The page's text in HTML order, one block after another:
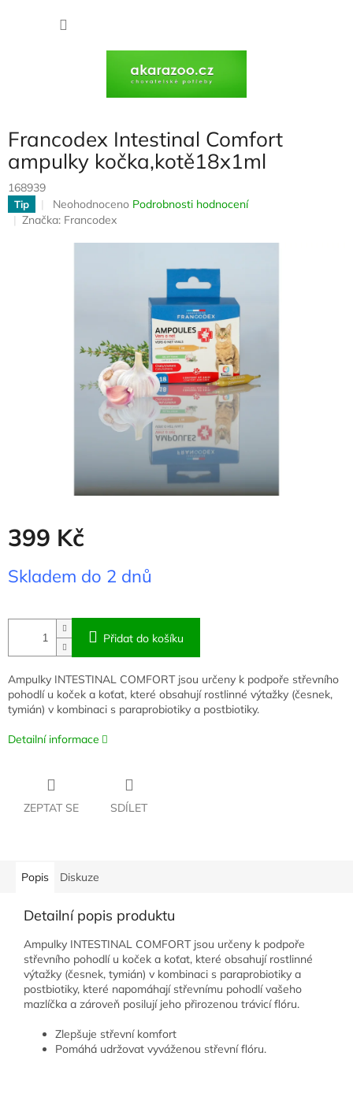
Francodex Intestinal Comfort
ampulky kočka,kotě18x1ml
168939
Tip
Průměrné
hodnocení
Neohodnoceno Podrobnosti hodnocení
Značka: Francodex
399 Kč
cena:
Skladem do 2 dnů
Přidat do košíku
Ampulky INTESTINAL COMFORT jsou určeny k podpoře střevního
pohodlí u koček a koťat, které obsahují rostlinné výtažky (česnek,
tymián) v kombinaci s paraprobiotiky a postbiotiky.
Detailní informace
ZEPTAT SE SDÍLET
Popis Diskuze
Detailní popis produktu
Ampulky INTESTINAL COMFORT jsou určeny k podpoře
střevního pohodlí u koček a koťat, které obsahují rostlinné
výtažky (česnek, tymián) v kombinaci s paraprobiotiky a
postbiotiky, které napomáhají střevnímu pohodlí vašeho
mazlíčka a zároveň posilují jeho přirozenou trávicí flóru.
Zlepšuje střevní komfort
Pomáhá udržovat vyváženou střevní flóru.